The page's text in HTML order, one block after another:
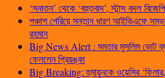
‘সনাতন’ থেকে ‘বহুতবাদ’, স্টান্স বদল
পঞ্চাশ পেরিয়ে সন্তান ধারণ আইভিএফে
রহমান
Big News Alert : মমতার মুসলিম ভোট
ফেললেন প্রিয়ঙ্কা
Big Breaking: হুমায়ুনকে ওয়েসির